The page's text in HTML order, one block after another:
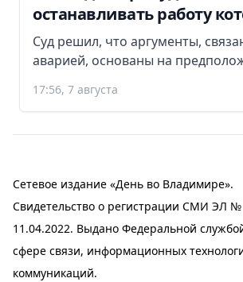
останавливать работу
Суд решил, что аргументы,
аварией, основаны на
17:56, 7 августа
Сетевое издание «День во Владимире».
Свидетельство о регистрации СМИ ЭЛ
11.04.2022. Выдано Федеральной
сфере связи, информационных
коммуникаций.